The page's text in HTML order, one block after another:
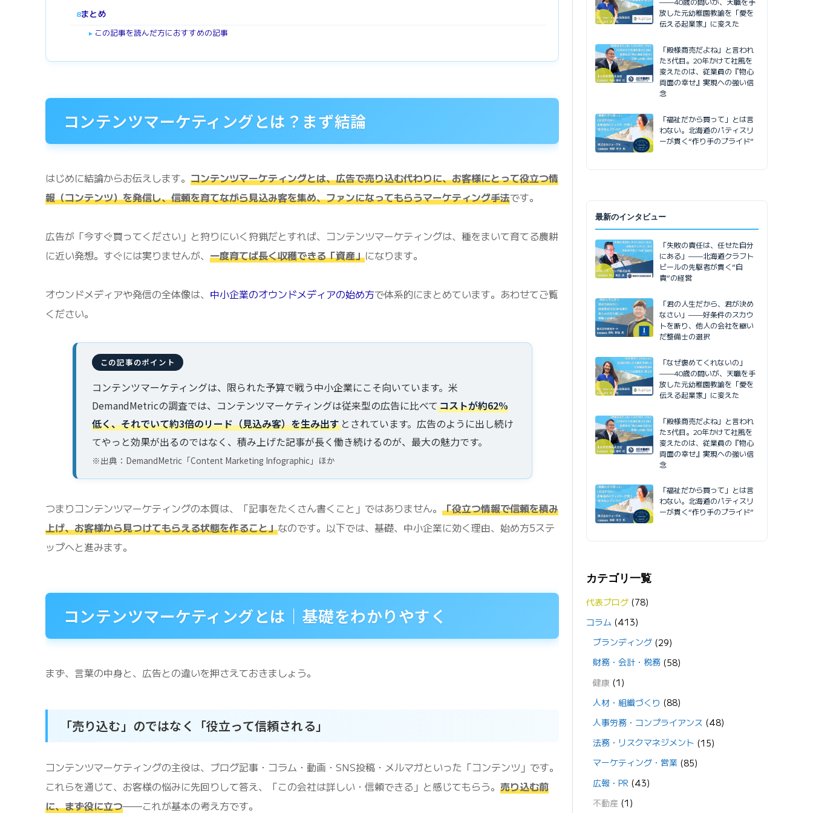
8まとめ
► この記事を読んだ方におすすめの記事
コンテンツマーケティングとは？まず結論
はじめに結論からお伝えします。 コンテンツマーケティングとは、広告で売り込む代わりに、お客様にとって役立つ情
報（コンテンツ）を発信し、信頼を育てながら見込み客を集め、ファンになってもらうマーケティング手法です。
広告が「今すぐ買ってください」と狩りにいく狩猟だとすれば、コンテンツマーケティングは、種をまいて育てる農耕
に近い発想。すぐには実りませんが、 一度育てば長く収穫できる「資産」になります。
オウンドメディアや発信の全体像は、 中小企業のオウンドメディアの始め方で体系的にまとめています。あわせてご覧
ください。
コンテンツマーケティングは、限られた予算で戦う中小企業にこそ向いています。米
DemandMetricの調査では、コンテンツマーケティングは従来型の広告に比べてコストが約62%
低く、それでいて約3倍のリード（見込み客）を生み出すとされています。広告のように出し続け
てやっと効果が出るのではなく、積み上げた記事が長く働き続けるのが、最大の魅力です。
※出典：DemandMetric「Content Marketing Infographic」ほか
つまりコンテンツマーケティングの本質は、「記事をたくさん書くこと」ではありません。 「役立つ情報で信頼を積み
上げ、お客様から見つけてもらえる状態を作ること」なのです。以下では、基礎、中小企業に効く理由、始め方5ステ
ップへと進みます。
コンテンツマーケティングとは｜基礎をわかりやすく
まず、言葉の中身と、広告との違いを押さえておきましょう。
「売り込む」のではなく「役立って信頼される」
コンテンツマーケティングの主役は、ブログ記事・コラム・動画・SNS投稿・メルマガといった「コンテンツ」です。
これらを通じて、お客様の悩みに先回りして答え、「この会社は詳しい・信頼できる」と感じてもらう。 売り込む前
に、まず役に立つ——これが基本の考え方です。
放した元幼稚園教諭を「愛を
伝える起業家」に変えた
「殿様商売だよね」と言われ
た3代目。20年かけて社風を
変えたのは、従業員の『物心
両面の幸せ』実現への強い信
念
「福祉だから買って」とは言
わない。北海道のパティスリ
ーが貫く“作り手のプライド”
最新のインタビュー
「失敗の責任は、任せた自分
にある」——北海道クラフト
ビールの先駆者が貫く”自
責”の経営
「君の人生だから、君が決め
なさい」——好条件のスカウ
トを断り、他人の会社を継い
だ整備士の選択
「なぜ褒めてくれないの」
——40歳の問いが、天職を手
放した元幼稚園教諭を「愛を
伝える起業家」に変えた
「殿様商売だよね」と言われ
た3代目。20年かけて社風を
変えたのは、従業員の『物心
両面の幸せ』実現への強い信
念
「福祉だから買って」とは言
わない。北海道のパティスリ
ーが貫く“作り手のプライド”
カテゴリ一覧
代表ブログ (78)
コラム (413)
ブランディング(29)
財務・会計・税務(58)
健康(1)
人材・組織づくり (88)
人事労務・コンプライアンス (48)
法務・リスクマネジメント (15)
マーケティング・営業 (85)
広報・PR (43)
不動産 (1)